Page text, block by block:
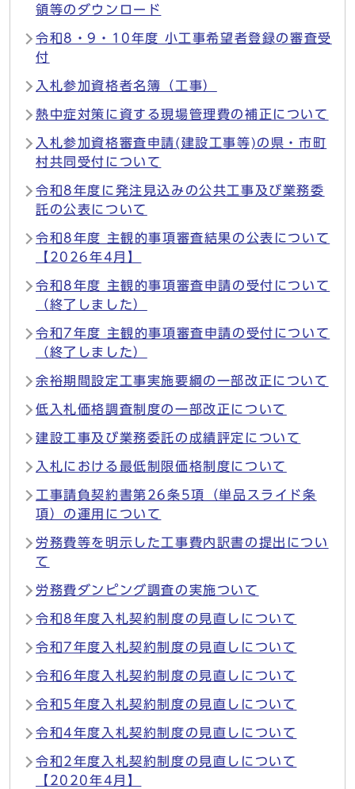
領等のダウンロード
令和8・9・10年度 小工事希望者登録の審査受
付
入札参加資格者名簿（工事）
熱中症対策に資する現場管理費の補正について
入札参加資格審査申請(建設工事等)の県・市町
村共同受付について
令和8年度に発注見込みの公共工事及び業務委
託の公表について
令和8年度 主観的事項審査結果の公表について
【2026年4月】
令和8年度 主観的事項審査申請の受付について
（終了しました）
令和7年度 主観的事項審査申請の受付について
（終了しました）
余裕期間設定工事実施要綱の一部改正について
低入札価格調査制度の一部改正について
建設工事及び業務委託の成績評定について
入札における最低制限価格制度について
工事請負契約書第26条5項（単品スライド条
項）の運用について
労務費等を明示した工事費内訳書の提出につい
て
労務費ダンピング調査の実施ついて
令和8年度入札契約制度の見直しについて
令和7年度入札契約制度の見直しについて
令和6年度入札契約制度の見直しについて
令和5年度入札契約制度の見直しについて
令和4年度入札契約制度の見直しについて
令和2年度入札契約制度の見直しについて
【2020年4月】